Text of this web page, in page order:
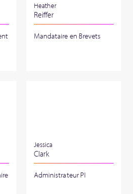
Heather
Reiffer
Mandataire en Brevets
Jessica
Clark
Administrateur PI